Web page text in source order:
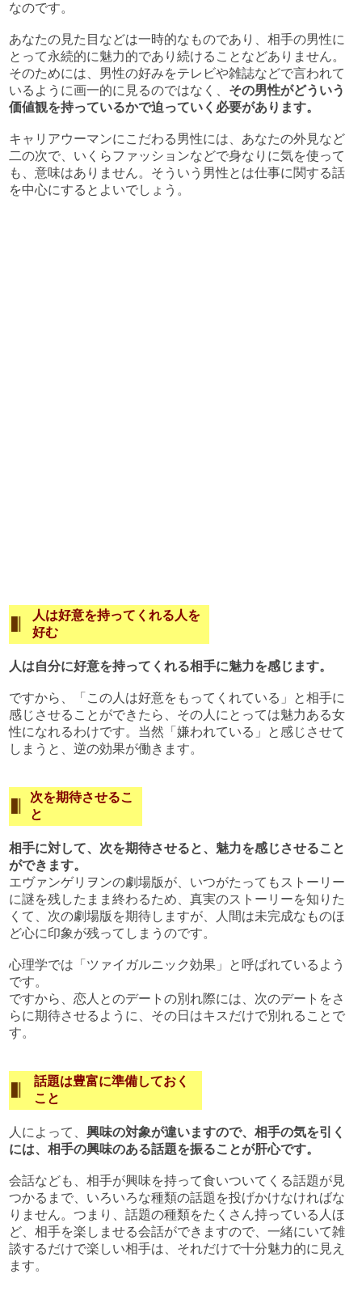
なのです。
あなたの見た目などは一時的なものであり、相手の男性に
とって永続的に魅力的であり続けることなどありません。
そのためには、男性の好みをテレビや雑誌などで言われて
いるように画一的に見るのではなく、 その男性がどういう
価値観を持っているかで迫っていく必要があります。
キャリアウーマンにこだわる男性には、あなたの外見など
二の次で、いくらファッションなどで身なりに気を使って
も、意味はありません。そういう男性とは仕事に関する話
を中心にするとよいでしょう。
人は好意を持ってくれる人を
好む
人は自分に好意を持ってくれる相手に魅力を感じます。
ですから、「この人は好意をもってくれている」と相手に
感じさせることができたら、その人にとっては魅力ある女
性になれるわけです。当然「嫌われている」と感じさせて
しまうと、逆の効果が働きます。
次を期待させるこ
と
相手に対して、次を期待させると、魅力を感じさせること
ができます。
エヴァンゲリヲンの劇場版が、いつがたってもストーリー
に謎を残したまま終わるため、真実のストーリーを知りた
くて、次の劇場版を期待しますが、人間は未完成なものほ
ど心に印象が残ってしまうのです。
心理学では「ツァイガルニック効果」と呼ばれているよう
です。
ですから、恋人とのデートの別れ際には、次のデートをさ
らに期待させるように、その日はキスだけで別れることで
す。
話題は豊富に準備しておく
こと
人によって、 興味の対象が違いますので、相手の気を引く
には、相手の興味のある話題を振ることが肝心です。
会話なども、相手が興味を持って食いついてくる話題が見
つかるまで、いろいろな種類の話題を投げかけなければな
りません。つまり、話題の種類をたくさん持っている人ほ
ど、相手を楽しませる会話ができますので、一緒にいて雑
談するだけで楽しい相手は、それだけで十分魅力的に見え
ます。